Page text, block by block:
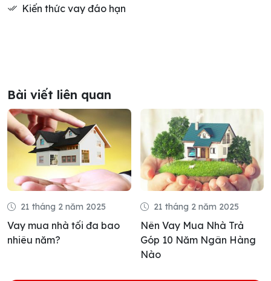
Kiến thức vay đáo hạn
Bài viết liên quan
21 tháng 2 năm 2025
Nên Vay Mua Nhà Trả
Góp 10 Năm Ngân Hàng
21 tháng 2 năm 2025
Có nên vay tiền mua nhà?
Tham khảo ý kiến chuyên
gia